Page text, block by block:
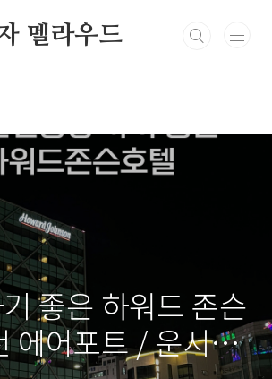
멜라우드
좋은 하워드 존슨
에어포트 / 운서역